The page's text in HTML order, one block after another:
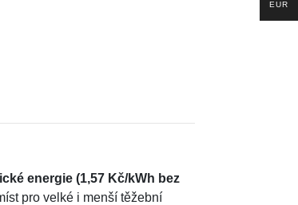
energie (1,57 Kč/kWh bez
pro velké i menší těžební
EUR